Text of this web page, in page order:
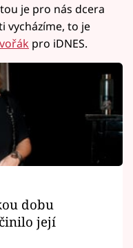
je pro nás dcera
vycházíme, to je
pro iDNES.
dobu
její